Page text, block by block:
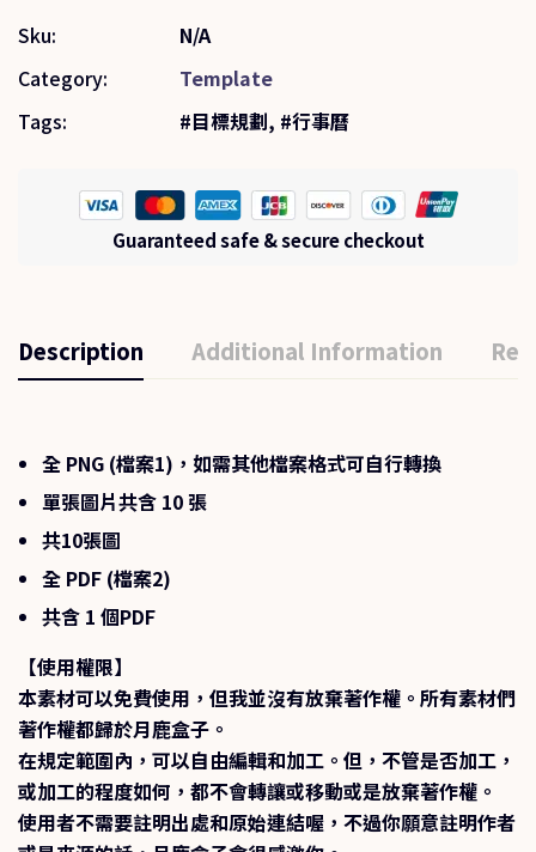
Sku:
N/A
Category:
Template
Tags:
目標規劃, 行事曆
Guaranteed safe & secure checkout
Description Additional Information
全 PNG (檔案1)，如需其他檔案格式可自行轉換
單張圖片共含 10 張
共10張圖
全 PDF (檔案2)
共含 1 個PDF
【使用權限】
本素材可以免費使用，但我並沒有放棄著作權。所有素材們
著作權都歸於月鹿盒子。
在規定範圍內，可以自由編輯和加工。但，不管是否加工，
或加工的程度如何，都不會轉讓或移動或是放棄著作權。
使用者不需要註明出處和原始連結喔，不過你願意註明作者